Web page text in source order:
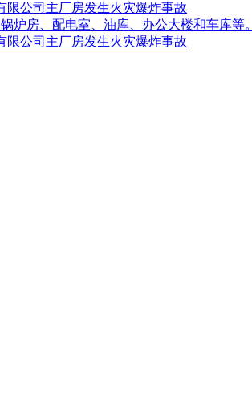
限公司主厂房发生火灾爆炸事故
炉房、配电室、油库、办公大楼和车库等。
限公司主厂房发生火灾爆炸事故